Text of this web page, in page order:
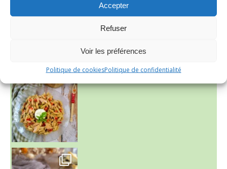
Accepter
Refuser
Voir les préférences
Politique de cookiesPolitique de confidentialité
~ FINANCIERS MYRTILLES ET CITRON ~
Aujourd'hu